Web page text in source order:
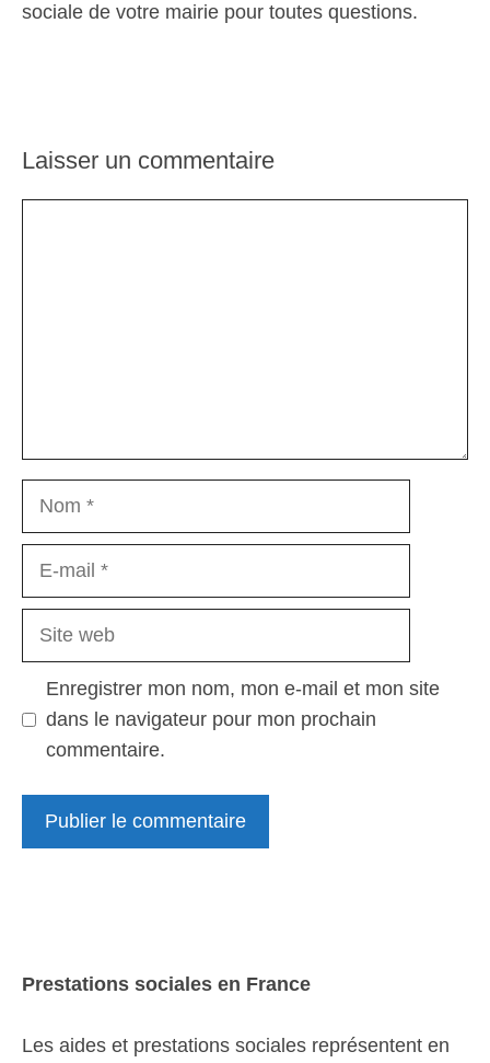
sociale de votre mairie pour toutes questions.
Laisser un commentaire
Nom
Site
Enregistrer mon nom, mon e-mail et mon site
dans le navigateur pour mon prochain
commentaire.
Prestations sociales en France
Les aides et prestations sociales représentent en